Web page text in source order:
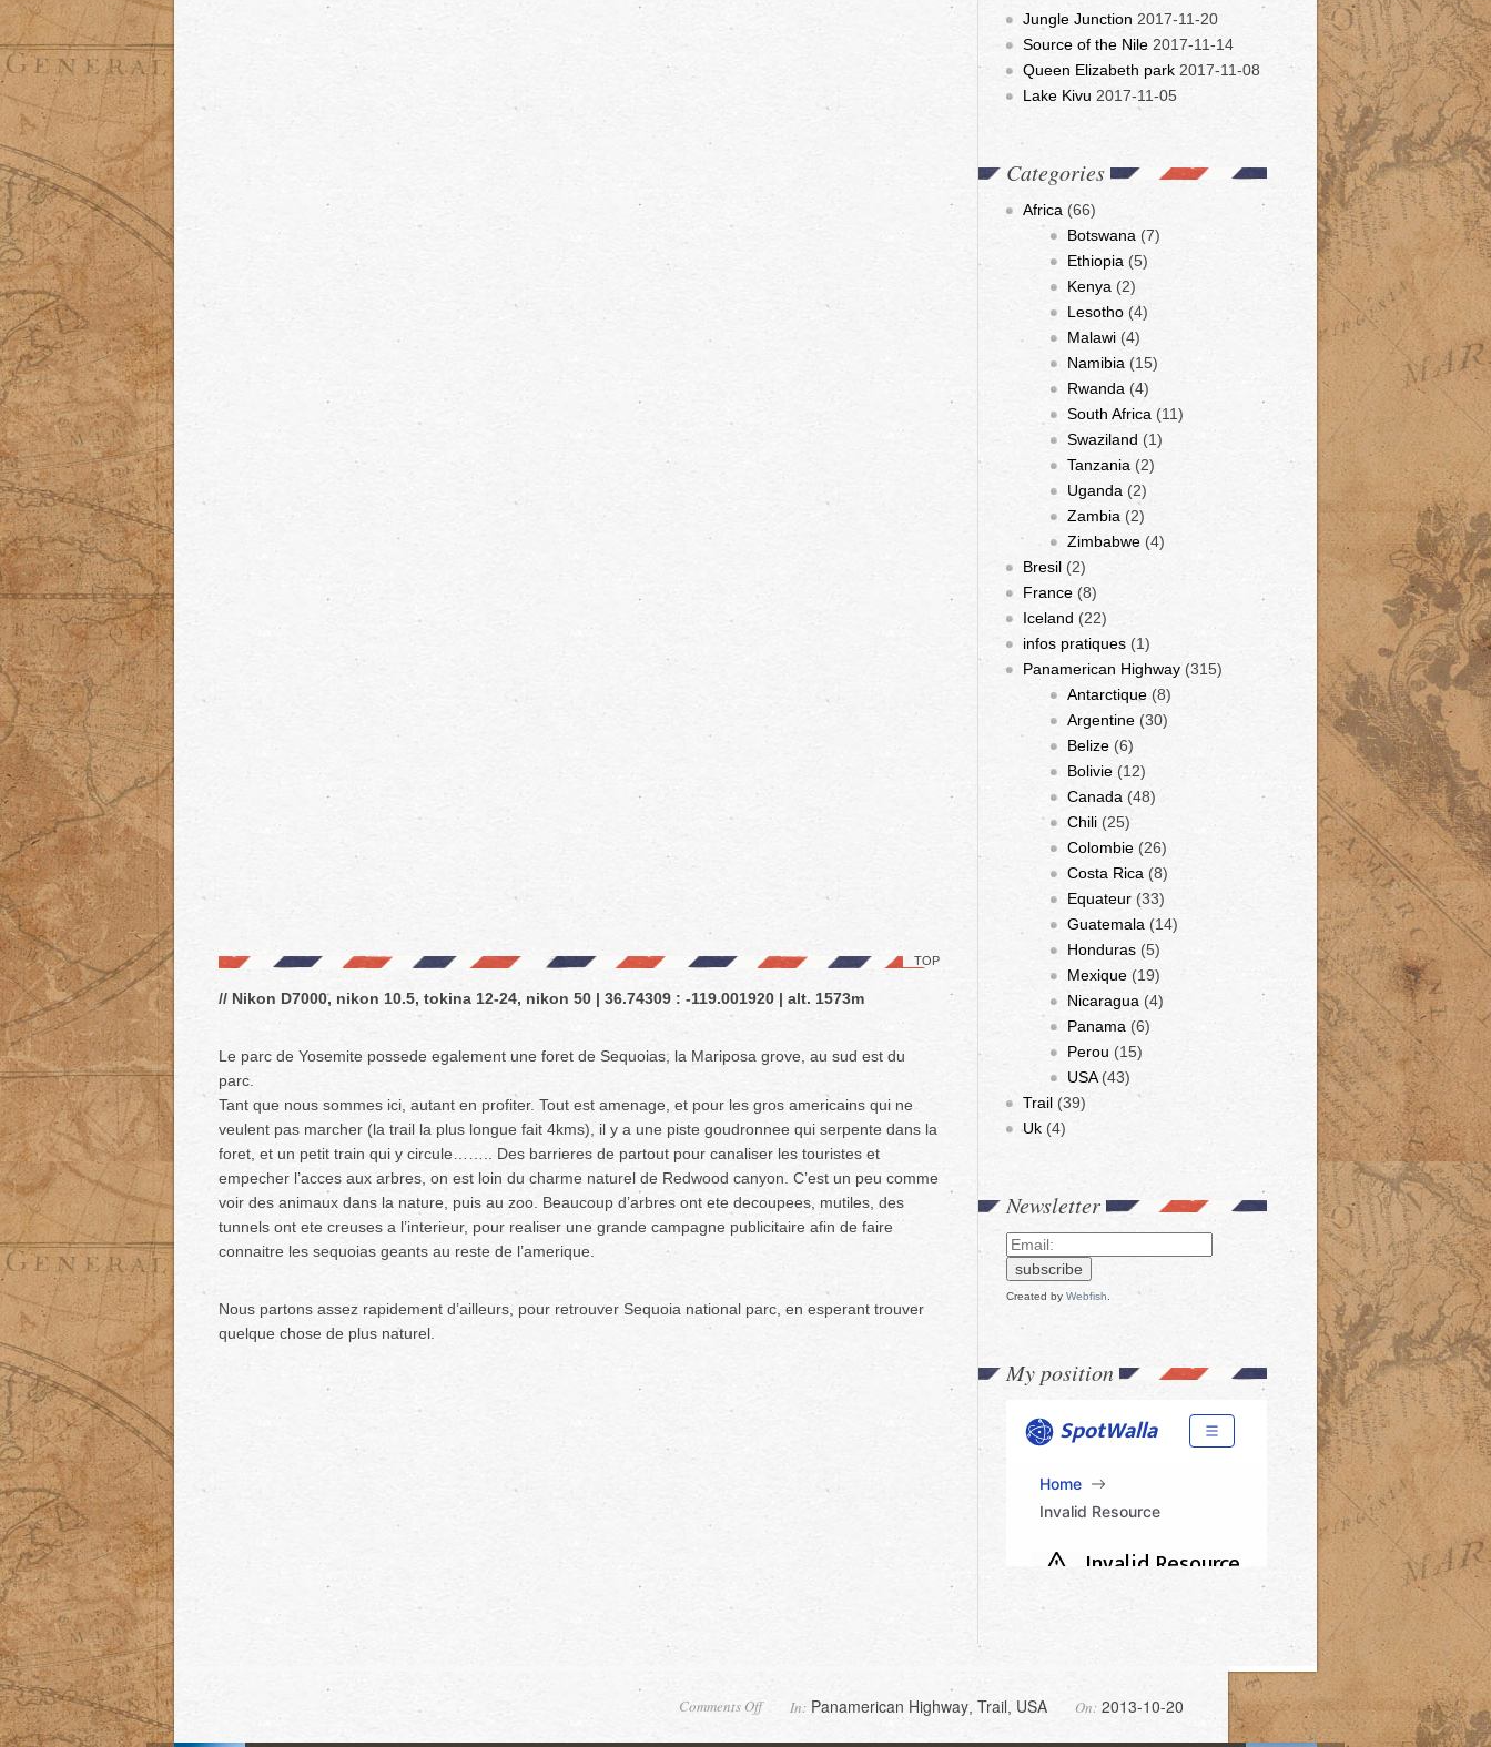
TOP
// Nikon D7000, nikon 10.5, tokina 12-24, nikon 50 | 36.74309 : -119.001920 | alt. 1573m
Le parc de Yosemite possede egalement une foret de Sequoias, la Mariposa grove, au sud est du
parc.
Tant que nous sommes ici, autant en profiter. Tout est amenage, et pour les gros americains qui ne
veulent pas marcher (la trail la plus longue fait 4kms), il y a une piste goudronnee qui serpente dans la
foret, et un petit train qui y circule…….. Des barrieres de partout pour canaliser les touristes et
empecher l’acces aux arbres, on est loin du charme naturel de Redwood canyon. C’est un peu comme
voir des animaux dans la nature, puis au zoo. Beaucoup d’arbres ont ete decoupees, mutiles, des
tunnels ont ete creuses a l’interieur, pour realiser une grande campagne publicitaire afin de faire
connaitre les sequoias geants au reste de l’amerique.
Nous partons assez rapidement d’ailleurs, pour retrouver Sequoia national parc, en esperant trouver
quelque chose de plus naturel.
Jungle Junction 2017-11-20
Source of the Nile 2017-11-14
Queen Elizabeth park 2017-11-08
Lake Kivu 2017-11-05
Categories
Africa (66)
Botswana (7)
Ethiopia (5)
Kenya (2)
Lesotho (4)
Malawi (4)
Namibia (15)
Rwanda (4)
South Africa (11)
Swaziland (1)
Tanzania (2)
Uganda (2)
Zambia (2)
Zimbabwe (4)
Bresil (2)
France (8)
Iceland (22)
infos pratiques (1)
Panamerican Highway (315)
Antarctique (8)
Argentine (30)
Belize (6)
Bolivie (12)
Canada (48)
Chili (25)
Colombie (26)
Costa Rica (8)
Equateur (33)
Guatemala (14)
Honduras (5)
Mexique (19)
Nicaragua (4)
Panama (6)
Perou (15)
USA(43)
Trail (39)
Uk (4)
Newsletter
Created by Webfish
My position
On: 2013-10-20
In: Panamerican Highway Trail USA
Comments Offon